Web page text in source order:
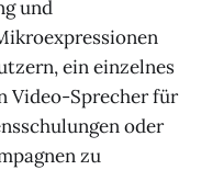
und
ein einzelnes
Video-Sprecher für
oder
zu